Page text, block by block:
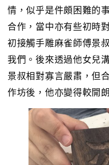
情，似乎是件頗困難的
合作，當中亦有些初時
初接觸手雕麻雀師傅景
我們。後來透過他女兒
景叔相對寡言嚴肅，但
作坊後，他亦變得較開